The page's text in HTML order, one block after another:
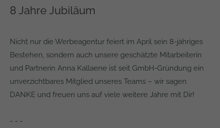
8 Jahre Jubiläum
Nicht nur die Werbeagentur feiert im April sein 8-jähriges
Bestehen, sondern auch unsere geschätzte Mitarbeiterin
und Partnerin Anna Kallaene ist seit GmbH-Gründung ein
unverzichtbares Mitglied unseres Teams – wir sagen
DANKE und freuen uns auf viele weitere Jahre mit Dir!
- - -